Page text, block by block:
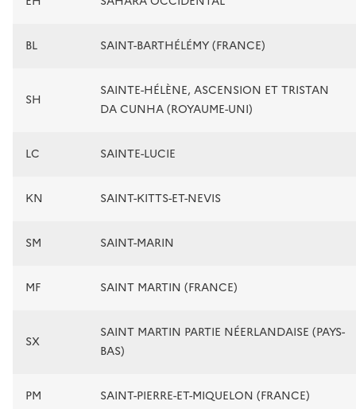
BL SAINT-BARTHÉLÉMY (FRANCE)
SH
SAINTE-HÉLÈNE, ASCENSION ET TRISTAN
DA CUNHA (ROYAUME-UNI)
LC SAINTE-LUCIE
KN SAINT-KITTS-ET-NEVIS
SM SAINT-MARIN
MF SAINT MARTIN (FRANCE)
SX
SAINT MARTIN PARTIE NÉERLANDAISE (PAYS-
BAS)
PM SAINT-PIERRE-ET-MIQUELON (FRANCE)